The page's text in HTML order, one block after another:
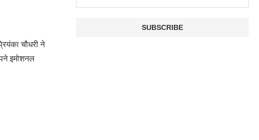
चौधरी ने
इमोशनल